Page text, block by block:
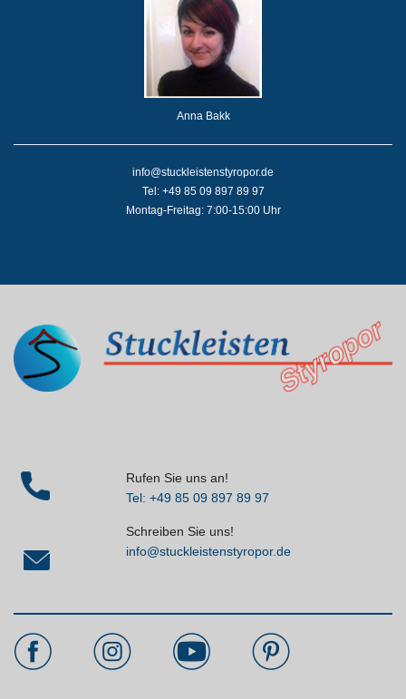
Anna Bakk
info@stuckleistenstyropor.de
Tel: +49 85 09 897 89 97
Montag-Freitag: 7:00-15:00 Uhr
Rufen Sie uns an!
Tel: +49 85 09 897 89 97
Schreiben Sie uns!
info@stuckleistenstyropor.de